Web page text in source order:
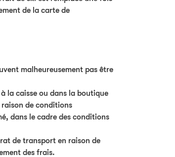
de la carte de
malheureusement pas être
la caisse ou dans la boutique
de conditions
dans le cadre des conditions
de transport en raison de
des frais.